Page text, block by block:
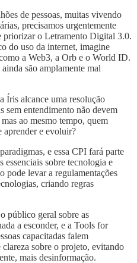
de pessoas, muitas vivendo
precisamos urgentemente
priorizar o Letramento Digital 3.0.
do uso da internet, imagine
a Web3, a Orb e o World ID.
são amplamente mal
Íris alcance uma resolução
sem entendimento não devem
ao mesmo tempo, quem
aprender e evoluir?
e essa CPI fará parte
essenciais sobre tecnologia e
pode levar a regulamentações
criando regras
público geral sobre as
a esconder, e a Tools for
capacitadas falem
sobre o projeto, evitando
mais desinformação.